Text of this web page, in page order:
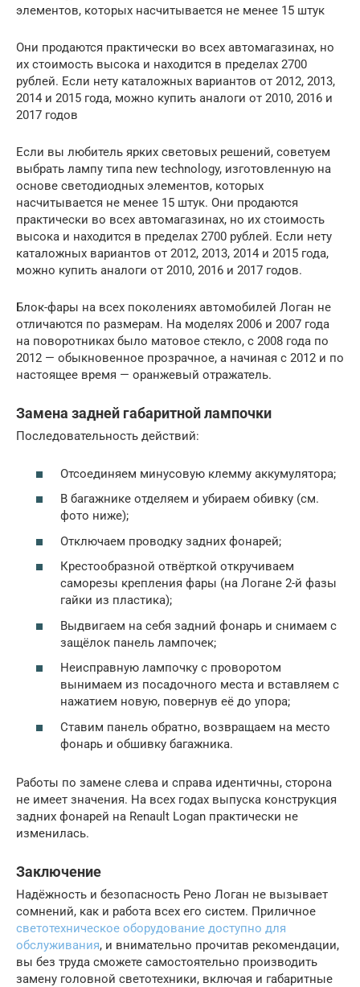
элементов, которых насчитывается не менее 15 штук
Они продаются практически во всех автомагазинах, но
их стоимость высока и находится в пределах 2700
рублей. Если нету каталожных вариантов от 2012, 2013,
2014 и 2015 года, можно купить аналоги от 2010, 2016 и
2017 годов
Если вы любитель ярких световых решений, советуем
выбрать лампу типа new technology, изготовленную на
основе светодиодных элементов, которых
насчитывается не менее 15 штук. Они продаются
практически во всех автомагазинах, но их стоимость
высока и находится в пределах 2700 рублей. Если нету
каталожных вариантов от 2012, 2013, 2014 и 2015 года,
можно купить аналоги от 2010, 2016 и 2017 годов.
Блок-фары на всех поколениях автомобилей Логан не
отличаются по размерам. На моделях 2006 и 2007 года
на поворотниках было матовое стекло, с 2008 года по
2012 — обыкновенное прозрачное, а начиная с 2012 и по
настоящее время — оранжевый отражатель.
Замена задней габаритной лампочки
Последовательность действий:
Отсоединяем минусовую клемму аккумулятора;
В багажнике отделяем и убираем обивку (см.
фото ниже);
Отключаем проводку задних фонарей;
Крестообразной отвёрткой откручиваем
саморезы крепления фары (на Логане 2-й фазы
гайки из пластика);
Выдвигаем на себя задний фонарь и снимаем с
защёлок панель лампочек;
Неисправную лампочку с проворотом
вынимаем из посадочного места и вставляем с
нажатием новую, повернув её до упора;
Ставим панель обратно, возвращаем на место
фонарь и обшивку багажника.
Работы по замене слева и справа идентичны, сторона
не имеет значения. На всех годах выпуска конструкция
задних фонарей на Renault Logan практически не
изменилась.
Заключение
Надёжность и безопасность Рено Логан не вызывает
сомнений, как и работа всех его систем. Приличное
светотехническое оборудование доступно для
обслуживания, и внимательно прочитав рекомендации,
вы без труда сможете самостоятельно производить
замену головной светотехники, включая и габаритные